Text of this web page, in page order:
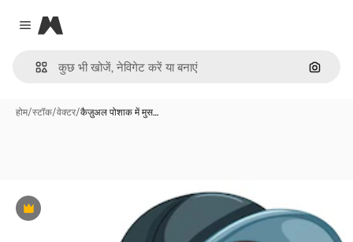
Close menu
Magnific
इमेज से
होम/स्टॉक/वेक्टर/कैज़ुअल पोशाक में मुस…
Premium